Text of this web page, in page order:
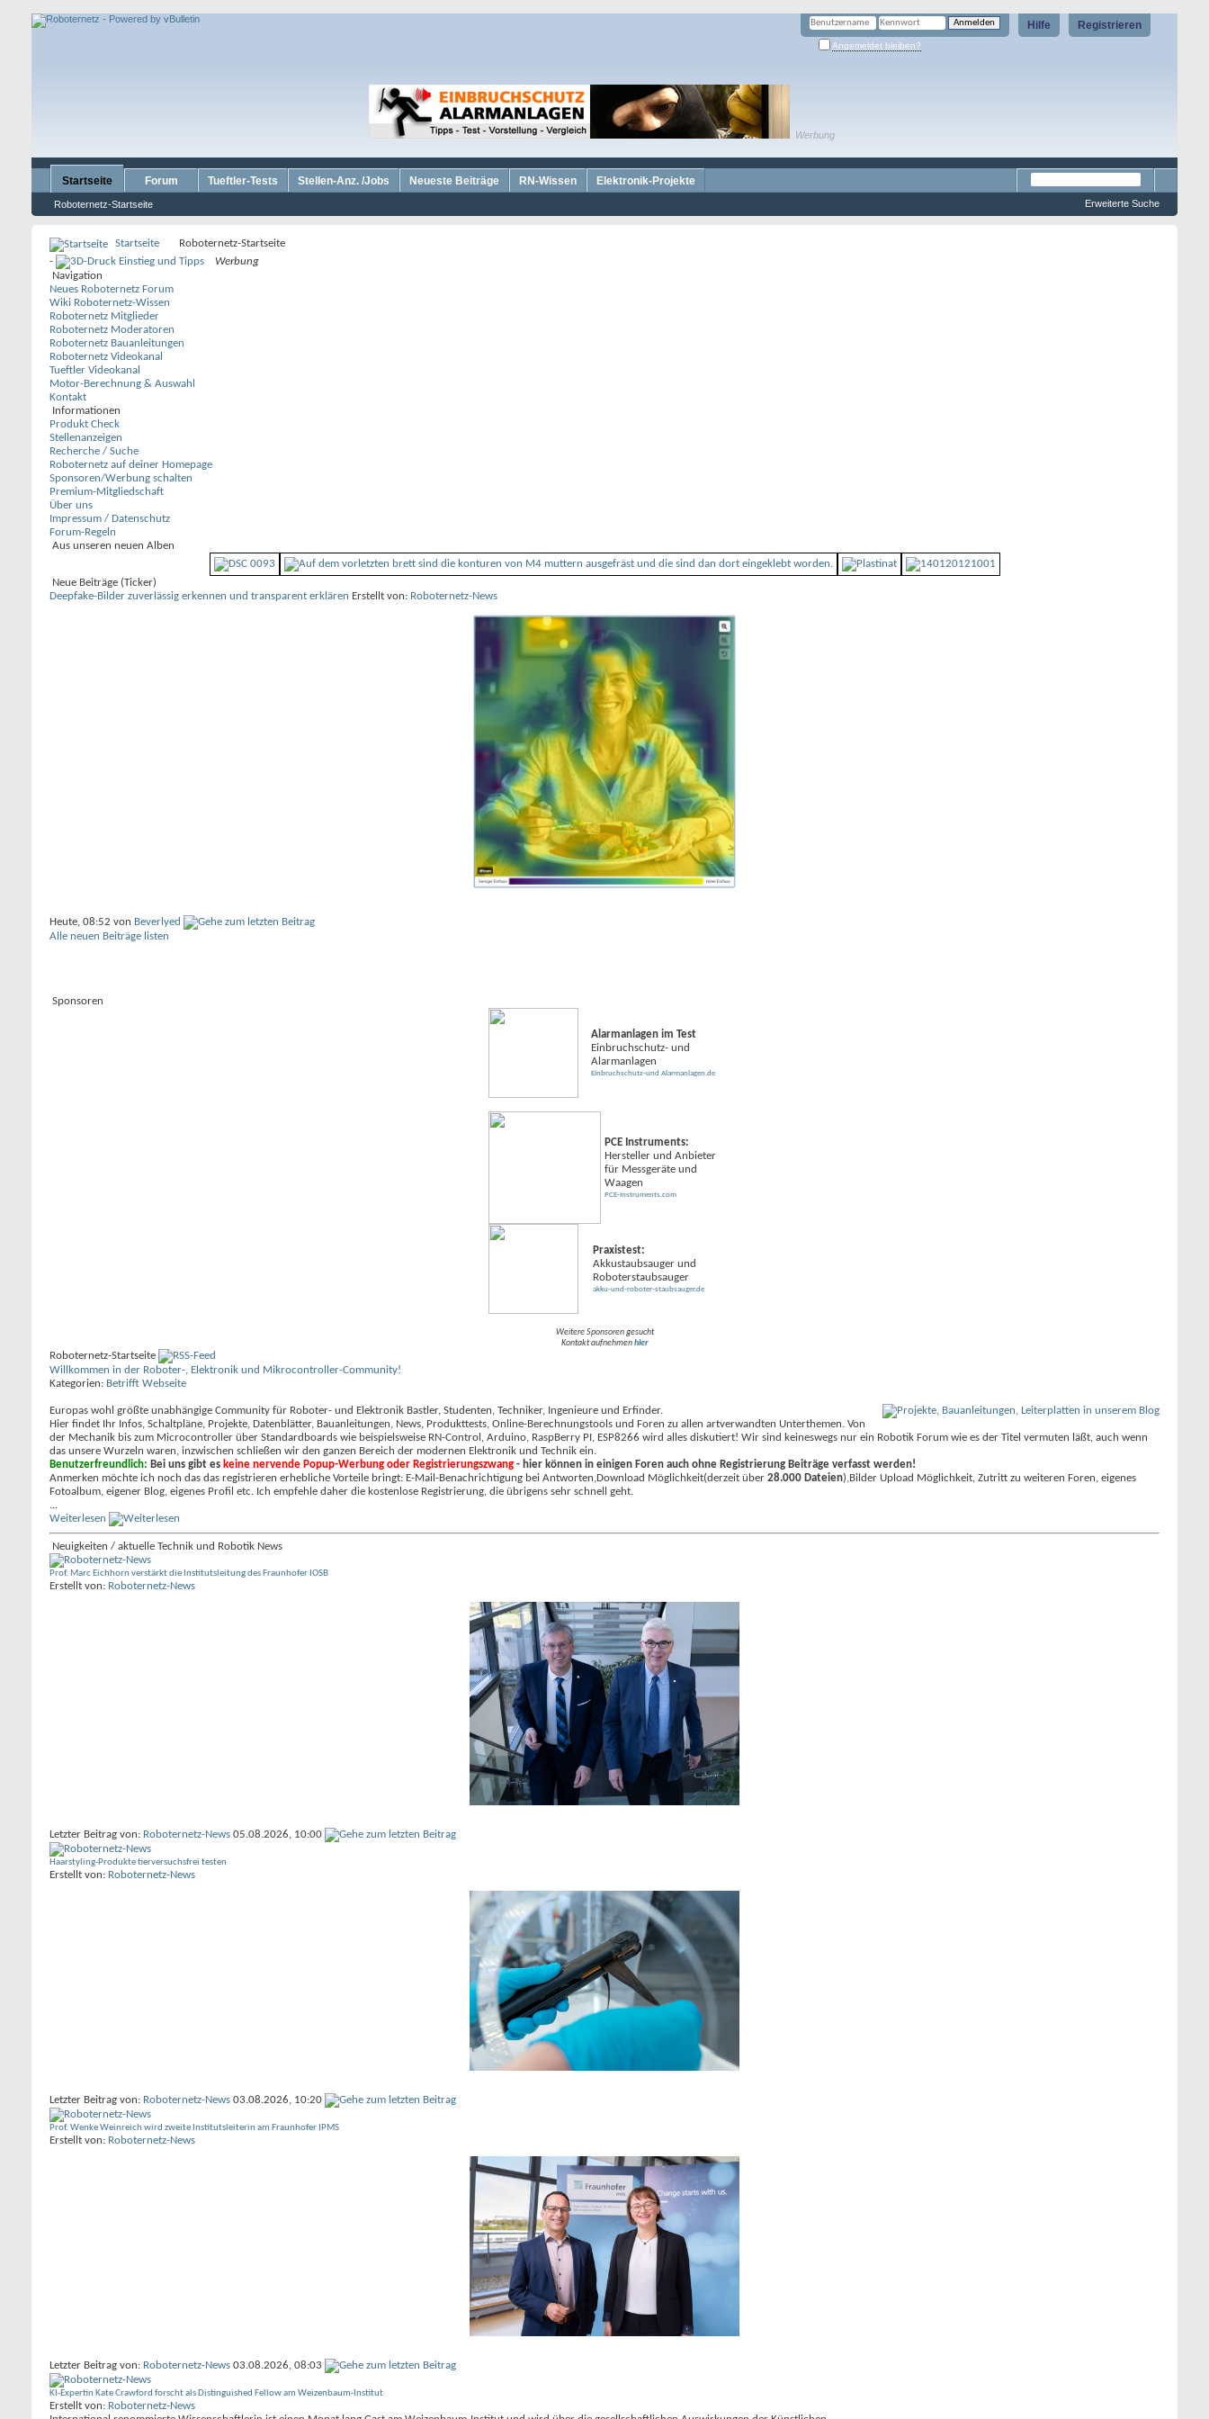
Registrieren
Hilfe
Angemeldet bleiben?
Werbung
Startseite
Roboternetz-Startseite
Forum Tueftler-Tests Stellen-Anz. /Jobs Neueste Beiträge RN-Wissen Elektronik-Projekte
Erweiterte Suche
Startseite
Roboternetz-Startseite
-
Werbung
Navigation
Neues Roboternetz Forum
Wiki Roboternetz-Wissen
Roboternetz Mitglieder
Roboternetz Moderatoren
Roboternetz Bauanleitungen
Roboternetz Videokanal
Tueftler Videokanal
Motor-Berechnung & Auswahl
Kontakt
Informationen
Produkt Check
Stellenanzeigen
Recherche / Suche
Roboternetz auf deiner Homepage
Sponsoren/Werbung schalten
Premium-Mitgliedschaft
Über uns
Impressum / Datenschutz
Forum-Regeln
Aus unseren neuen Alben
Neue Beiträge (Ticker)
Deepfake-Bilder zuverlässig erkennen und transparent erklären Erstellt von: Roboternetz-News
Heute, 08:52 von Beverlyed
Alle neuen Beiträge listen
Sponsoren
Alarmanlagen im Test
Einbruchschutz- und
Alarmanlagen
Einbruchschutz-und Alarmanlagen.de
PCE Instruments:
Hersteller und Anbieter
für Messgeräte und
Waagen
PCE-Instruments.com
Praxistest:
Akkustaubsauger und
Roboterstaubsauger
akku-und-roboter-staubsauger.de
Weitere Sponsoren gesucht
Kontakt aufnehmenhier
Roboternetz-Startseite
Willkommen in der Roboter-, Elektronik und Mikrocontroller-Community!
Kategorien: Betrifft Webseite
Europas wohl größte unabhängige Community für Roboter- und Elektronik Bastler, Studenten, Techniker, Ingenieure und Erfinder.
Hier findet Ihr Infos, Schaltpläne, Projekte, Datenblätter, Bauanleitungen, News, Produkttests, Online-Berechnungstools und Foren zu allen artverwandten Unterthemen. Von
der Mechanik bis zum Microcontroller über Standardboards wie beispielsweise RN-Control, Arduino, RaspBerry PI, ESP8266 wird alles diskutiert! Wir sind keineswegs nur ein Robotik Forum wie es der Titel vermuten läßt, auch wenn
das unsere Wurzeln waren, inzwischen schließen wir den ganzen Bereich der modernen Elektronik und Technik ein.
Benutzerfreundlich: Bei uns gibt es keine nervende Popup-Werbung oder Registrierungszwang - hier können in einigen Foren auch ohne Registrierung Beiträge verfasst werden!
Anmerken möchte ich noch das das registrieren erhebliche Vorteile bringt: E-Mail-Benachrichtigung bei Antworten,Download Möglichkeit(derzeit über 28.000 Dateien),Bilder Upload Möglichkeit, Zutritt zu weiteren Foren, eigenes
Fotoalbum, eigener Blog, eigenes Profil etc. Ich empfehle daher die kostenlose Registrierung, die übrigens sehr schnell geht.
...
Weiterlesen
Neuigkeiten / aktuelle Technik und Robotik News
Prof. Marc Eichhorn verstärkt die Institutsleitung des Fraunhofer IOSB
Erstellt von: Roboternetz-News
Letzter Beitrag von: Roboternetz-News 05.08.2026, 10:00
Haarstyling-Produkte tierversuchsfrei testen
Erstellt von: Roboternetz-News
Letzter Beitrag von: Roboternetz-News 03.08.2026, 10:20
Prof. Wenke Weinreich wird zweite Institutsleiterin am Fraunhofer IPMS
Erstellt von: Roboternetz-News
Letzter Beitrag von: Roboternetz-News 03.08.2026, 08:03
KI-Expertin Kate Crawford forscht als Distinguished Fellow am Weizenbaum-Institut
Erstellt von: Roboternetz-News